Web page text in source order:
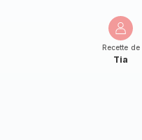
Recette de
Tia